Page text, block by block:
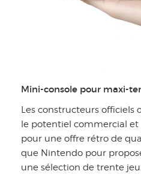
Mini-console pour maxi-
Les constructeurs officiels
le potentiel commercial et
pour une offre rétro de
que Nintendo pour
une sélection de trente